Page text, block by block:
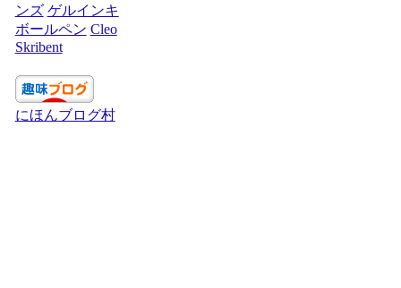
ンズ ゲルインキ
ボールペン Cleo
Skribent
にほんブログ村